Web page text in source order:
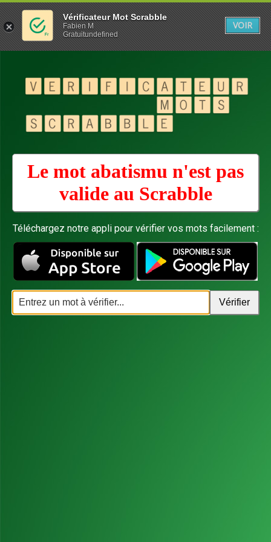
Le mot abatismu n'est pas
valide au Scrabble
Téléchargez notre appli pour vérifier vos mots facilement :
Vérificateur Mot Scrabble
Fabien M
Gratuitundefined
VOIR